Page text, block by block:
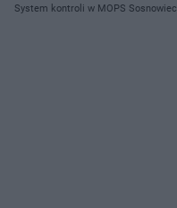
System kontroli w MOPS Sosnowiec